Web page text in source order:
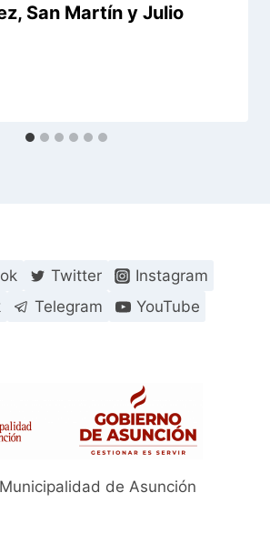
San Martín y Julio
Twitter
Instagram
Telegram YouTube
de Asunción